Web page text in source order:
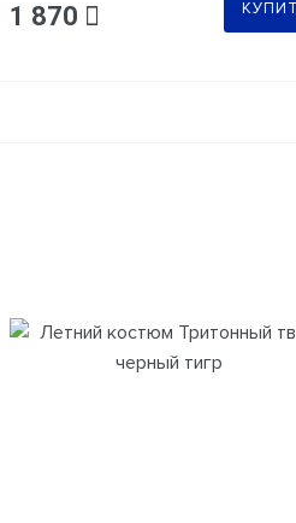
1 870